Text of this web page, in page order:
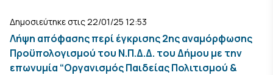
Δημοσιεύτηκε στις 22/01/25 12:53
Λήψη απόφασης περί έγκρισης 2ης αναμόρφωσης
Προϋπολογισμού του Ν.Π.Δ.Δ. του Δήμου με την
επωνυμία “Οργανισμός Παιδείας Πολιτισμού &